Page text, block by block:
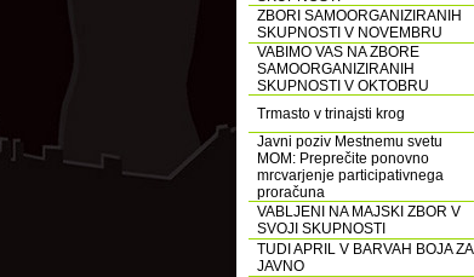
ZBORI SAMOORGANIZIRANIH
SKUPNOSTI V NOVEMBRU
VABIMO VAS NA ZBORE
SAMOORGANIZIRANIH
SKUPNOSTI V OKTOBRU
Trmasto v trinajsti krog
Javni poziv Mestnemu svetu
MOM: Preprečite ponovno
mrcvarjenje participativnega
proračuna
VABLJENI NA MAJSKI ZBOR V
SVOJI SKUPNOSTI
TUDI APRIL V BARVAH BOJA ZA
JAVNO